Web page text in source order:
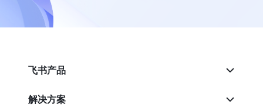
飞书产品
解决方案